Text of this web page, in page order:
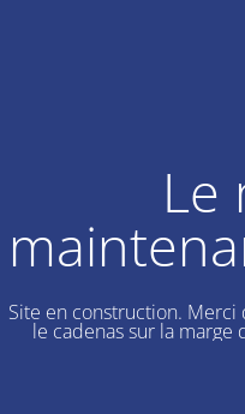
Le
Site en construction. Merci
le cadenas sur la marge